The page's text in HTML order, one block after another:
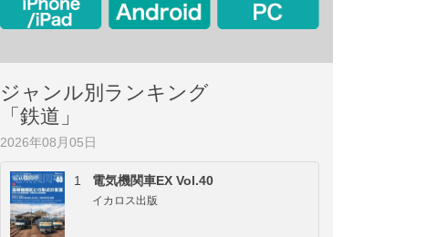
ジャンル別ランキング
「鉄道」
2026年08月05日
1 電気機関車EX Vol.40
イカロス出版